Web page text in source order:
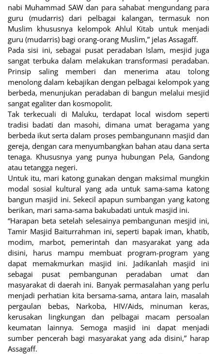
nabi Muhammad SAW dan para sahabat mengundang para
guru (mudarris) dari pelbagai kalangan, termasuk non
Muslim khususnya kelompok Ahlul Kitab untuk menjadi
guru (mudarris) bagi orang-orang Muslim,” jelas Assagaff.
Pada sisi ini, sebagai pusat peradaban Islam, mesjid juga
sangat terbuka dalam melakukan transformasi peradaban.
Prinsip saling memberi dan menerima atau tolong
menolong dalam kebajikan dengan pelbagai kelompok yang
berbeda, menunjukan peradaban di bangun melalui mesjid
sangat egaliter dan kosmopolit.
Tak terkecuali di Maluku, terdapat local wisdom seperti
tradisi badati dan masohi, dimana umat beragama yang
berbeda ikut serta dalam proses pembangunann masjid dan
gereja, dengan cara menyumbangkan bahan atau dana serta
tenaga. Khususnya yang punya hubungan Pela, Gandong
atau tetangga negeri.
Untuk itu, mari katong gunakan dengan maksimal mungkin
modal sosial kultural yang ada untuk sama-sama katong
bangun masjid ini. Sekecil apapun sumbangan yang katong
berikan, mari sama-sama bakubadati untuk masjid ini.
“Harapan beta setelah selesainya pembangunan mesjid ini,
Tamir Masjid Baiturrahman ini, seperti bapak iman, khatib,
modim, marbot, pemerintah dan masyarakat yang ada
disini, harus mampu membuat program-program yang
dapat memakmurkan masjid ini. Jadikanlah masjid ini
sebagai pusat pembangunan peradaban umat dan
masyarakat di daerah ini. Banyak permasalahan yang perlu
menjadi perhatian kita bersama-sama, antara lain, masalah
pergaulan bebas, Narkoba, HIV/Aids, minuman keras,
kerusakan lingkungan dan pelbagai macam persoalan
keumatan lainnya. Semoga masjid ini dapat menjadi
sumber pencerah bagi masyarakat yang ada disini,” harap
Assagaff.